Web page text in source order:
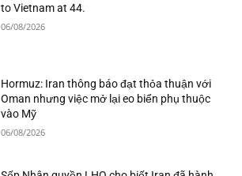
to Vietnam at 44.
06/08/2026
Hormuz: Iran thông báo đạt thỏa thuận với
Oman nhưng việc mở lại eo biển phụ thuộc
vào Mỹ
06/08/2026